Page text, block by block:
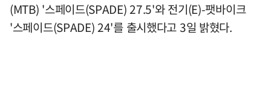
(MTB) '스페이드(SPADE) 27.5'와 전기(E)-팻바이크
'스페이드(SPADE) 24'를 출시했다고 3일 밝혔다.